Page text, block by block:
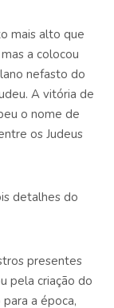
mais alto que
a colocou
nefasto do
A vitória de
o nome de
os Judeus
detalhes do
presentes
pela criação do
a época,